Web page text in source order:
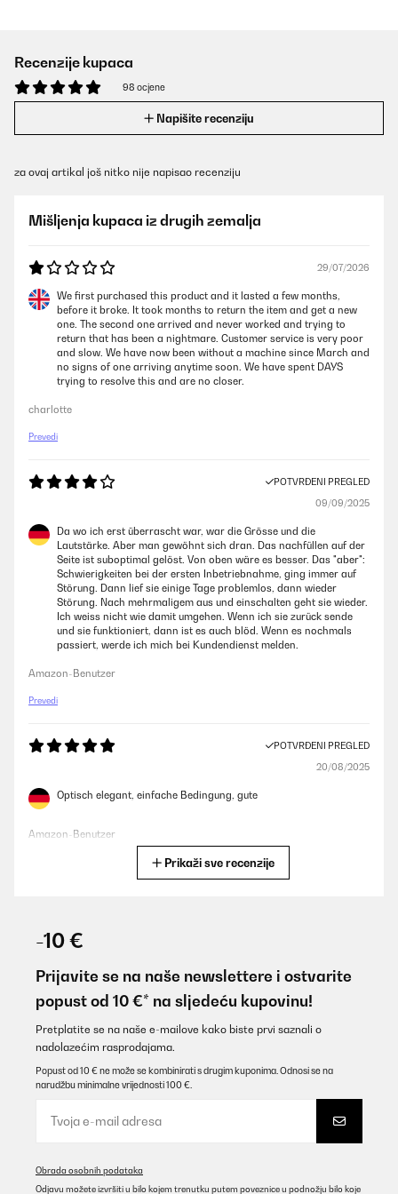
Recenzije kupaca
98 ocjene
Napišite recenziju
za ovaj artikal još nitko nije napisao recenziju
Mišljenja kupaca iz drugih zemalja
29/07/2026
We first purchased this product and it lasted a few months,
before it broke. It took months to return the item and get a new
one. The second one arrived and never worked and trying to
return that has been a nightmare. Customer service is very poor
and slow. We have now been without a machine since March and
no signs of one arriving anytime soon. We have spent DAYS
trying to resolve this and are no closer.
charlotte
Prevedi
POTVRĐENI PREGLED
09/09/2025
Da wo ich erst überrascht war, war die Grösse und die
Lautstärke. Aber man gewöhnt sich dran. Das nachfüllen auf der
Seite ist suboptimal gelöst. Von oben wäre es besser. Das "aber":
Schwierigkeiten bei der ersten Inbetriebnahme, ging immer auf
Störung. Dann lief sie einige Tage problemlos, dann wieder
Störung. Nach mehrmaligem aus und einschalten geht sie wieder.
Ich weiss nicht wie damit umgehen. Wenn ich sie zurück sende
und sie funktioniert, dann ist es auch blöd. Wenn es nochmals
passiert, werde ich mich bei Kundendienst melden.
Amazon-Benutzer
Prevedi
POTVRĐENI PREGLED
20/08/2025
Optisch elegant, einfache Bedingung, gute
Amazon-Benutzer
Amazon-Benutzer
POTVRĐENI PREGLED
Sehr gutes Gerät. Schnelle und perfekte Eisproduktion schon
nach Minuten. Sehr zu empfehlen!
Prevedi
Prikaži sve recenzije
-10 €
Prijavite se na naše newslettere i ostvarite
popust od 10 €* na sljedeću kupovinu!
Pretplatite se na naše e-mailove kako biste prvi saznali o
nadolazećim rasprodajama.
Popust od 10 € ne može se kombinirati s drugim kuponima. Odnosi se na
narudžbu minimalne vrijednosti 100 €.
Obrada osobnih podataka
Odjavu možete izvršiti u bilo kojem trenutku putem poveznice u podnožju bilo koje